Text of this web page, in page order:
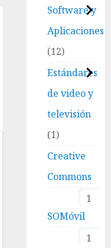
Software y
Aplicaciones
12
Estándares
de video y
televisión
1
Creative
Commons
1
SOMóvil
1